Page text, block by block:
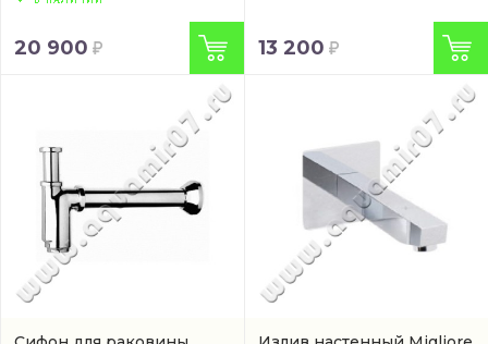
20 900 13 200